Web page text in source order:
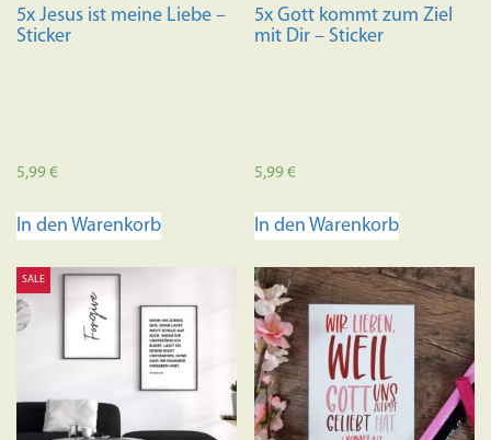
gewählt
5x Jesus ist meine Liebe –
Sticker
5,99€
In den Warenkorb
5x Gott kommt zum Ziel
mit Dir – Sticker
5,99€
In den Warenkorb
SALE